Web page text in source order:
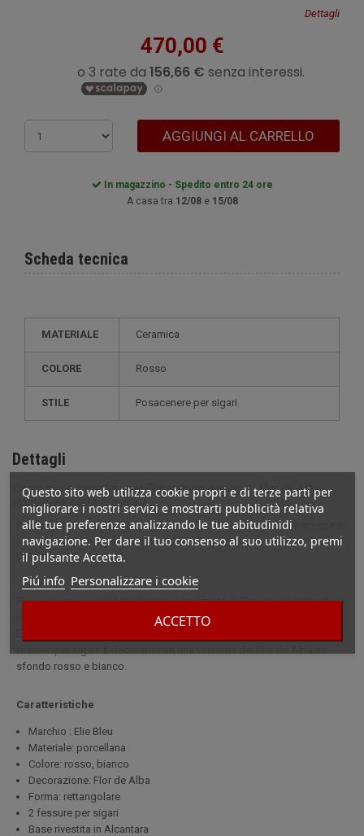
Questo sito web utilizza cookie propri e di terze parti per
migliorare i nostri servizi e mostrarti pubblicità relativa
alle tue preferenze analizzando le tue abitudinidi
navigazione. Per dare il tuo consenso al suo utilizzo, premi
il pulsante Accetta.
Piú info Personalizzare i cookie
ACCETTO
Dettagli
470,00 €
AGGIUNGI AL CARRELLO
In magazzino - Spedito entro 24 ore
A casa tra 12/08e 15/08
Scheda tecnica
MATERIALE Ceramica
COLORE Rosso
STILE posacenere per sigari
Dettagli
Descrizione completa per Posacenere per sigari Flor de Alba
Porcellana rossa Elie Bleu
Posacenere per sigari progettato e realizzato in Francia, interamente in
porcellana di Limoges, firmato dall'azienda francese di beni di lusso:
Elie Bleu.
Posacenere per sigari progettato e realizzato in Francia, interamente in
porcellana di Limoges, firmato dall'azienda francese di beni di lusso:
sfondo rosso e bianco.
Caratteristiche
Marchio : Elie Bleu
Materiale: porcellana
Colore: rosso, bianco
Decorazione: Flor de Alba
Forma: rettangolare
2 fessure per sigari
Base rivestita in Alcantara